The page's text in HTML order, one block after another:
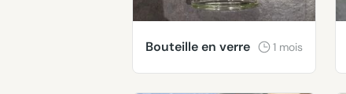
Bouteille en verre 1 mois